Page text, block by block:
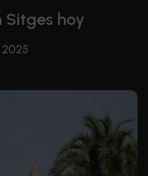
Sitges hoy
2025